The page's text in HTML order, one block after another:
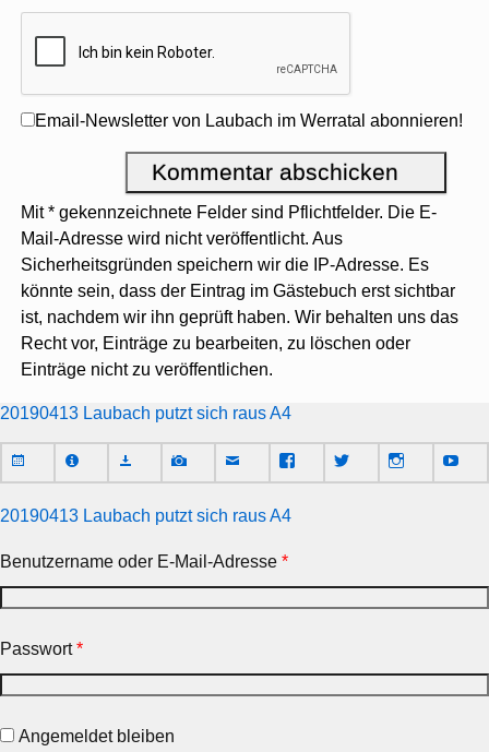
Email-Newsletter von Laubach im Werratal abonnieren!
Mit * gekennzeichnete Felder sind Pflichtfelder. Die E-
Mail-Adresse wird nicht veröffentlicht. Aus
Sicherheitsgründen speichern wir die IP-Adresse. Es
könnte sein, dass der Eintrag im Gästebuch erst sichtbar
ist, nachdem wir ihn geprüft haben. Wir behalten uns das
Recht vor, Einträge zu bearbeiten, zu löschen oder
Einträge nicht zu veröffentlichen.
20190413 Laubach putzt sich raus A4
20190413 Laubach putzt sich raus A4
Benutzername oder E-Mail-Adresse *
Passwort*
Angemeldet bleiben